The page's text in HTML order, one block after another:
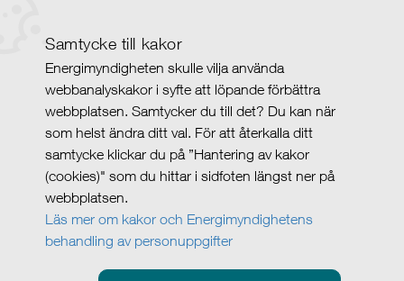
Samtycke till kakor
Energimyndigheten skulle vilja använda
webbanalyskakor i syfte att löpande förbättra
webbplatsen. Samtycker du till det? Du kan när
som helst ändra ditt val. För att återkalla ditt
samtycke klickar du på ”Hantering av kakor
(cookies)" som du hittar i sidfoten längst ner på
webbplatsen.
Läs mer om kakor och Energimyndighetens
behandling av personuppgifter